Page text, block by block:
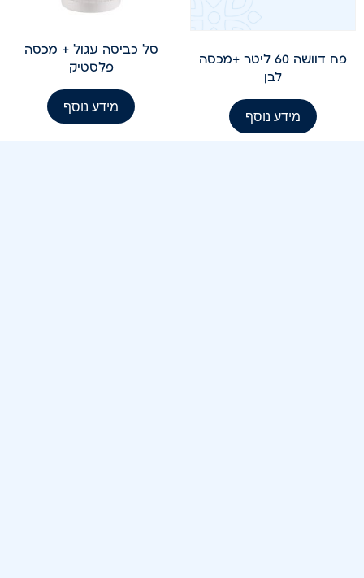
פח דוושה 60 ליטר +מכסה
לבן
מידע נוסף
סל כביסה עגול + מכסה
פלסטיק
מידע נוסף